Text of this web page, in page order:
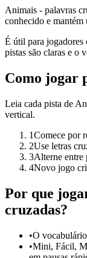
Animais - palavras
conhecido e mantém
É útil para jogadores
pistas são claras e o
Como jogar
Leia cada pista de
vertical.
1Comece por
2Use letras
3Alterne entre
4Novo jogo
Por que
cruzadas?
•O
•Mini, Fácil,